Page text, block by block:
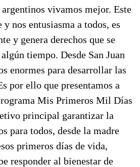
vivamos mejor. Este
nos entusiasma a todos, es
y genera derechos que se
tiempo. Desde San Juan
enormes para desarrollar las
por ello que presentamos a
Mis Primeros Mil Días
principal garantizar la
para todos, desde la madre
primeros días de vida,
responder al bienestar de